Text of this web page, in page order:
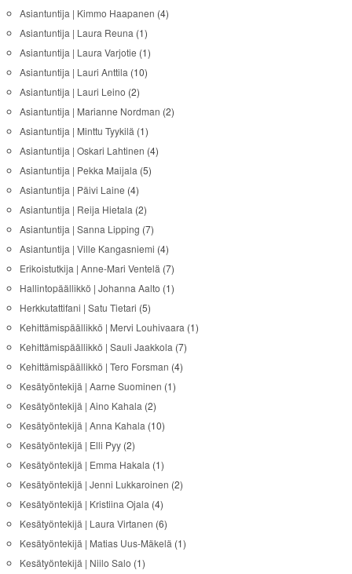
Asiantuntija | Kimmo Haapanen (4)
Asiantuntija | Laura Reuna (1)
Asiantuntija | Laura Varjotie (1)
Asiantuntija | Lauri Anttila (10)
Asiantuntija | Lauri Leino (2)
Asiantuntija | Marianne Nordman (2)
Asiantuntija | Minttu Tyykilä (1)
Asiantuntija | Oskari Lahtinen (4)
Asiantuntija | Pekka Maijala (5)
Asiantuntija | Päivi Laine (4)
Asiantuntija | Reija Hietala (2)
Asiantuntija | Sanna Lipping (7)
Asiantuntija | Ville Kangasniemi (4)
Erikoistutkija | Anne-Mari Ventelä (7)
Hallintopäällikkö | Johanna Aalto (1)
Herkkutattifani | Satu Tietari (5)
Kehittämispäällikkö | Mervi Louhivaara (1)
Kehittämispäällikkö | Sauli Jaakkola (7)
Kehittämispäällikkö | Tero Forsman (4)
Kesätyöntekijä | Aarne Suominen (1)
Kesätyöntekijä | Aino Kahala (2)
Kesätyöntekijä | Anna Kahala (10)
Kesätyöntekijä | Elli Pyy(2)
Kesätyöntekijä | Emma Hakala (1)
Kesätyöntekijä | Jenni Lukkaroinen (2)
Kesätyöntekijä | Kristiina Ojala (4)
Kesätyöntekijä | Laura Virtanen (6)
Kesätyöntekijä | Matias Uus-Mäkelä (1)
Kesätyöntekijä | Niilo Salo (1)